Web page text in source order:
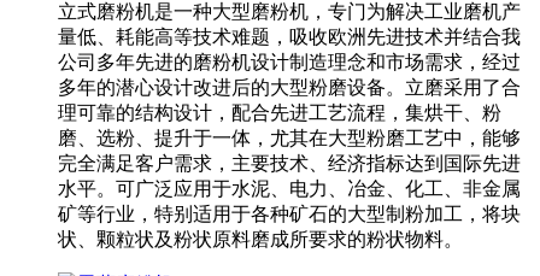
立式磨粉机是一种大型磨粉机，专门为解决工业磨机产
量低、耗能高等技术难题，吸收欧洲先进技术并结合我
公司多年先进的磨粉机设计制造理念和市场需求，经过
多年的潜心设计改进后的大型粉磨设备。立磨采用了合
理可靠的结构设计，配合先进工艺流程，集烘干、粉
磨、选粉、提升于一体，尤其在大型粉磨工艺中，能够
完全满足客户需求，主要技术、经济指标达到国际先进
水平。可广泛应用于水泥、电力、冶金、化工、非金属
矿等行业，特别适用于各种矿石的大型制粉加工，将块
状、颗粒状及粉状原料磨成所要求的粉状物料。